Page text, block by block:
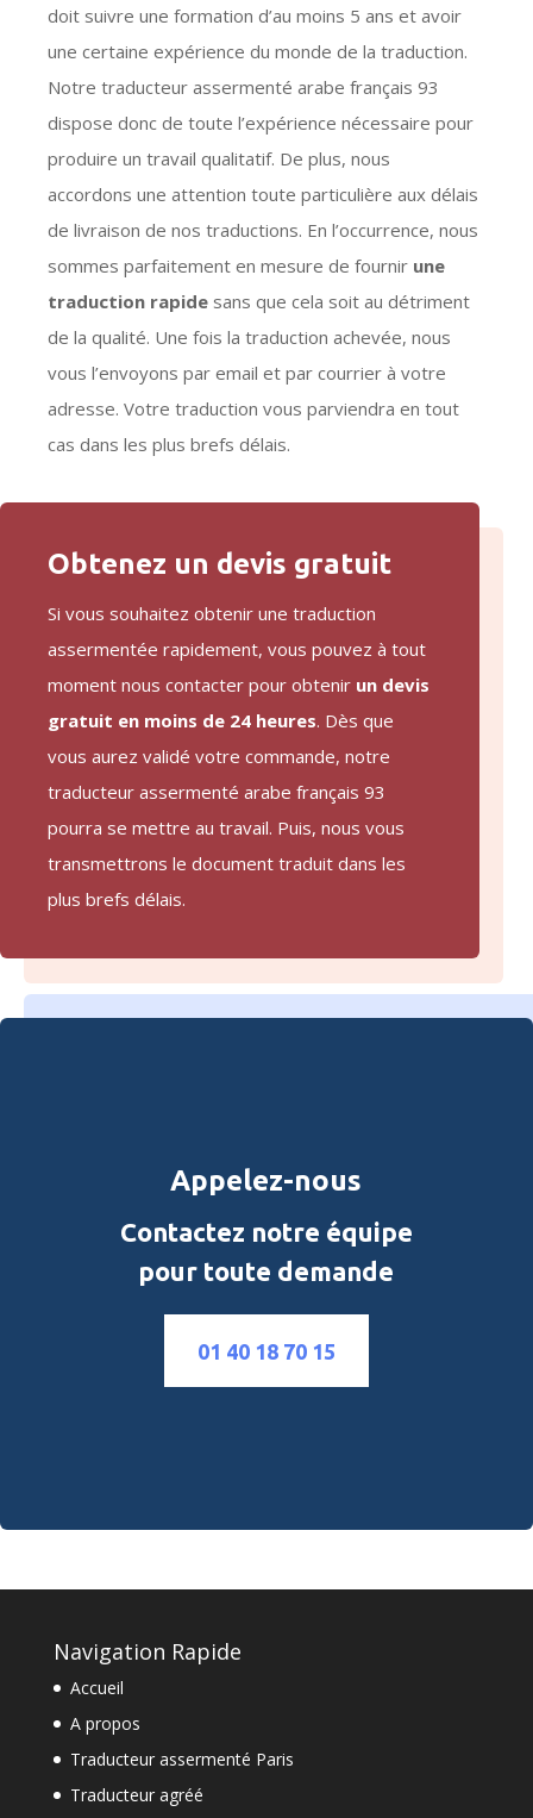
doit suivre une formation d’au moins 5 ans et avoir
une certaine expérience du monde de la traduction.
Notre traducteur assermenté arabe français 93
dispose donc de toute l’expérience nécessaire pour
produire un travail qualitatif. De plus, nous
accordons une attention toute particulière aux délais
de livraison de nos traductions. En l’occurrence, nous
sommes parfaitement en mesure de fournir une
traduction rapide sans que cela soit au détriment
de la qualité. Une fois la traduction achevée, nous
vous l’envoyons par email et par courrier à votre
adresse. Votre traduction vous parviendra en tout
cas dans les plus brefs délais.
Obtenez un devis gratuit
Si vous souhaitez obtenir une traduction
assermentée rapidement, vous pouvez à tout
moment nous contacter pour obtenir un devis
gratuit en moins de 24 heures. Dès que
vous aurez validé votre commande, notre
traducteur assermenté arabe français 93
pourra se mettre au travail. Puis, nous vous
transmettrons le document traduit dans les
plus brefs délais.
Appelez-nous
Contactez notre équipe
pour toute demande
01 40 18 70 15
Navigation Rapide
Accueil
A propos
Traducteur assermenté Paris
Traducteur agréé